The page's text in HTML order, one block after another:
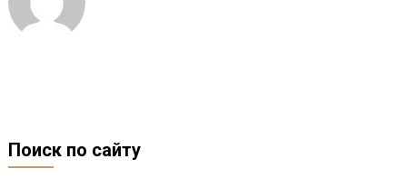
Поиск по сайту